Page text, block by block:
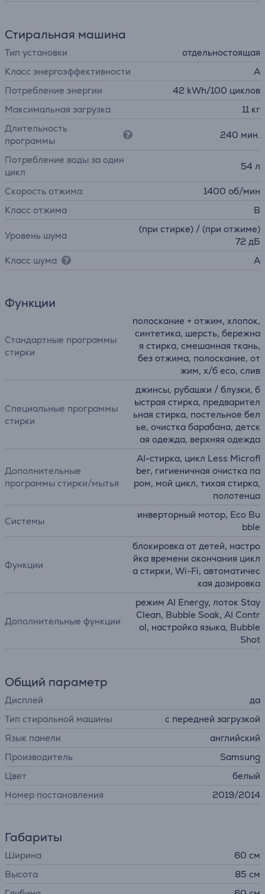
Стиральная машина
Тип установки
отдельностоящая
Класс энергоэффективности
A
Потребление энергии
42 kWh/100 циклов
Максимальная загрузка
11 кг
Длительность
программы
240 мин.
Потребление воды за один
цикл
54 л
Скорость отжима
1400 об/мин
Класс отжима
B
Уровень шума
(при стирке) / (при отжиме)
72 дБ
Класс шума
A
Функции
Стандартные программы
стирки
полоскание + отжим, хлопок,
синтетика, шерсть, бережна
я стирка, смешанная ткань,
без отжима, полоскание, от
жим, х/б eco, слив
Специальные программы
стирки
джинсы, рубашки / блузки, б
ыстрая стирка, предварител
ьная стирка, постельное бел
ье, очистка барабана, детск
ая одежда, верхняя одежда
Дополнительные
программы стирки/мытья
AI-стирка, цикл Less Microfi
ber, гигиеничная очистка па
ром, мой цикл, тихая стирка,
полотенца
Системы
инверторный мотор, Eco Bu
bble
Функции
блокировка от детей, настро
йка времени окончания цикл
а стирки, Wi-Fi, автоматичес
кая дозировка
Дополнительные функции
режим AI Energy, лоток Stay
Clean, Bubble Soak, AI Contr
ol, настройка языка, Bubble
Shot
Общий параметр
Дисплей
да
Тип стиральной машины
с передней загрузкой
Язык панели
английский
Производитель
Samsung
Цвет
белый
Номер постановления
2019/2014
Габариты
Ширина
60 см
Высота
85 см